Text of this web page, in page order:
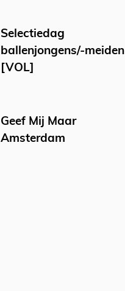
Selectiedag
ballenjongens/-meiden
[VOL]
Geef Mij Maar
Amsterdam